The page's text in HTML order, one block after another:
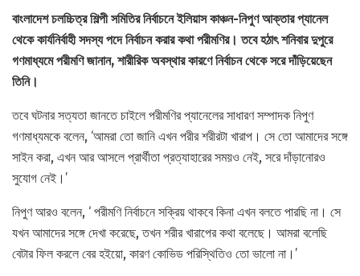
বাংলাদেশ চলচ্চিত্র শিল্পী সমিতির নির্বাচনে ইলিয়াস কাঞ্চন-নিপুণ আক্তার প্যানেল
থেকে কার্যনির্বাহী সদস্য পদে নির্বাচন করার কথা পরীমণির। তবে হঠাৎ শনিবার দুপুরে
গণমাধ্যমে পরীমণি জানান, শারীরিক অবস্থার কারণে নির্বাচন থেকে সরে দাঁড়িয়েছেন
তিনি।
তবে ঘটনার সত্যতা জানতে চাইলে পরীমণির প্যানেলের সাধারণ সম্পাদক নিপুণ
গণমাধ্যমকে বলেন, ‘আমরা তো জানি এখন পরীর শরীরটা খারাপ। সে তো আমাদের সঙ্গে
সাইন করা, এখন আর আসলে প্রার্থীতা প্রত্যাহারের সময়ও নেই, সরে দাঁড়ানোরও
সুযোগ নেই।’
নিপুণ আরও বলেন, ‘ পরীমণি নির্বাচনে সক্রিয় থাকবে কিনা এখন বলতে পারছি না। সে
যখন আমাদের সঙ্গে দেখা করেছে, তখন শরীর খারাপের কথা বলেছে। আমরা বলেছি
বেটার ফিল করলে বের হইয়ো, কারণ কোভিড পরিস্থিতিও তো ভালো না।’